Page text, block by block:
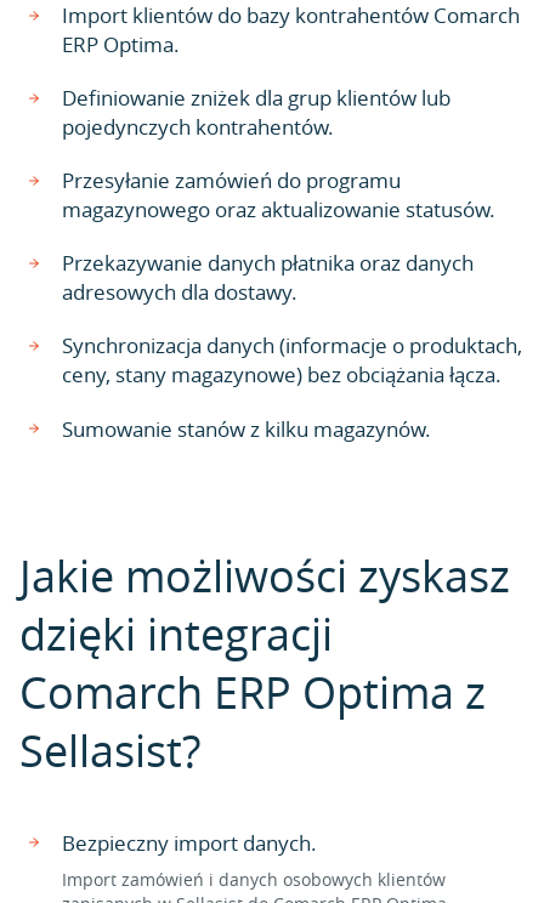
Import klientów do bazy kontrahentów Comarch
ERP Optima.
Definiowanie zniżek dla grup klientów lub
pojedynczych kontrahentów.
Przesyłanie zamówień do programu
magazynowego oraz aktualizowanie statusów.
Przekazywanie danych płatnika oraz danych
adresowych dla dostawy.
Synchronizacja danych (informacje o produktach,
ceny, stany magazynowe) bez obciążania łącza.
Sumowanie stanów z kilku magazynów.
Jakie możliwości zyskasz
dzięki integracji
Comarch ERP Optima z
Sellasist?
Bezpieczny import danych.
Import zamówień i danych osobowych klientów